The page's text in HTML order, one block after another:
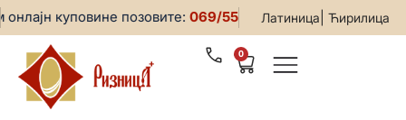
Латиница Ћирилица
куповине позовите:069/5599-019• За све
0